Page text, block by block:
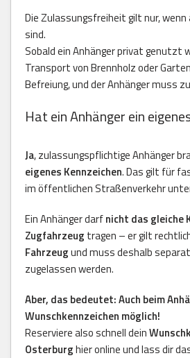
Die Zulassungsfreiheit gilt nur, wenn
sind.
Sobald ein Anhänger privat genutzt
Transport von Brennholz oder
Befreiung, und der Anhänger muss
Hat ein Anhänger ein
Ja, zulassungspflichtige Anhänger
eigenes Kennzeichen. Das gilt für
im öffentlichen Straßenverkehr
Ein Anhänger darfnicht das gleiche
Zugfahrzeug tragen – er gilt
Fahrzeugund muss deshalb
zugelassen werden.
Aber, das bedeutet: Auch beim
Wunschkennzeichen möglich!
Reserviere also schnell dein
Osterburghier online und lass dir